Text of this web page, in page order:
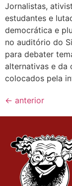
Jornalistas,
estudantes e
democrática e
no auditório do
para debater
alternativas e da
colocados pela
← anterior